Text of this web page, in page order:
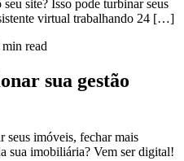
site? Isso pode turbinar seus
virtual trabalhando 24 […]
min read
sua gestão
seus imóveis, fechar mais
sua imobiliária? Vem ser digital!